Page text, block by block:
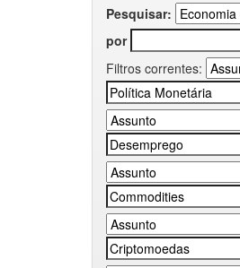
Pesquisar:
por
Filtros correntes: